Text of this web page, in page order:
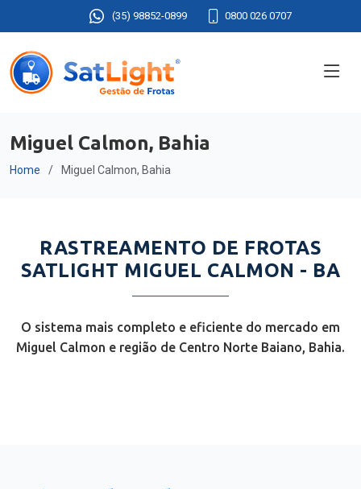
(35) 98852-0899 0800 026 0707
Miguel Calmon, Bahia
Home Miguel Calmon, Bahia
RASTREAMENTO DE FROTAS
SATLIGHT MIGUEL CALMON - BA
O sistema mais completo e eficiente do mercado em
Miguel Calmon e região de Centro Norte Baiano, Bahia.